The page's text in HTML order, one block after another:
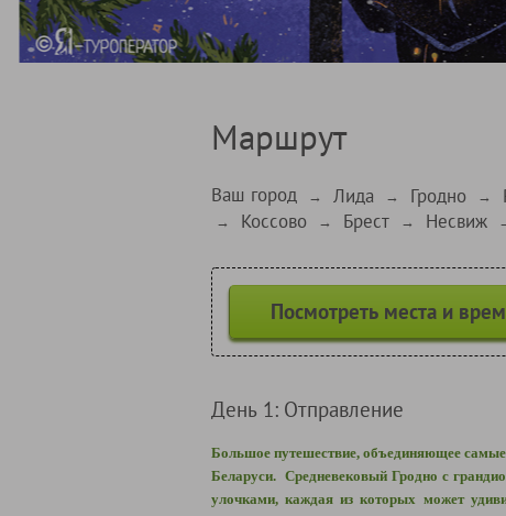
Маршрут
Ваш город → Лида → Гродно →
→ Коссово → Брест → Несвиж
Посмотреть места и
День 1: Отправление
Большое путешествие, объединяющее
Беларуси. Средневековый Гродно с
улочками, каждая из которых может